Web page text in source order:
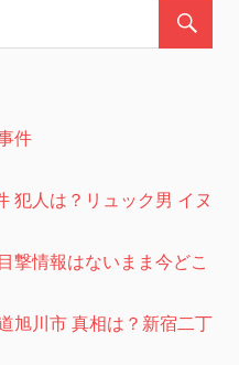
件
犯人は？リュック男 イヌ
撃情報はないまま今どこ
旭川市 真相は？新宿二丁